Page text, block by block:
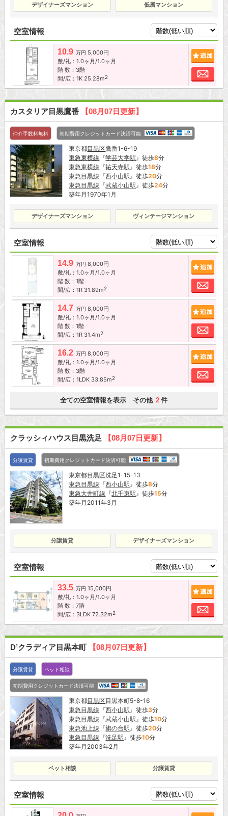
デザイナーズマンション 低層マンション
空室情報
10.9 万円 5,000円
敷/礼：1.0ヶ月/1.0ヶ月
階 数：3階
間/広：1K 25.28m2
お
カスタリア目黒鷹番 【08月07日更新】
仲介手数料無料 初期費用クレジットカード決済可能
東京都目黒区鷹番1-6-19
東急東横線 『学芸大学駅 』徒歩8分
東急東横線 『祐天寺駅 』徒歩18分
東急目黒線 『西小山駅 』徒歩20分
東急目黒線 『武蔵小山駅 』徒歩24分
築年月1970年1月
デザイナーズマンション ヴィンテージマンション
空室情報
14.9 万円 8,000円
敷/礼：1.0ヶ月/1.0ヶ月
階 数：1階
間/広：1R 31.89m2
お
14.7 万円 8,000円
敷/礼：1.0ヶ月/1.0ヶ月
階 数：1階
間/広：1R 31.4m2
お
16.2 万円 8,000円
敷/礼：1.0ヶ月/1.0ヶ月
階 数：3階
間/広：1LDK 33.85m2
お
全ての空室情報を表示 その他 2 件
クラッシィハウス目黒洗足 【08月07日更新】
分譲賃貸 初期費用クレジットカード決済可能
東京都目黒区洗足1-15-13
東急目黒線 『西小山駅 』徒歩8分
東急大井町線 『北千束駅 』徒歩15分
築年月2011年3月
分譲賃貸 デザイナーズマンション
空室情報
33.5 万円 15,000円
敷/礼：1.0ヶ月/1.0ヶ月
階 数：7階
間/広：3LDK 72.32m2
お
D’クラディア目黒本町 【08月07日更新】
分譲賃貸 ペット相談
初期費用クレジットカード決済可能
東京都目黒区目黒本町5-8-16
東急目黒線 『西小山駅』徒歩3分
東急目黒線 『武蔵小山駅』徒歩10分
東急池上線 『旗の台駅』徒歩20分
東急目黒線 『洗足駅』徒歩10分
築年月2003年2月
ペット相談 分譲賃貸
空室情報